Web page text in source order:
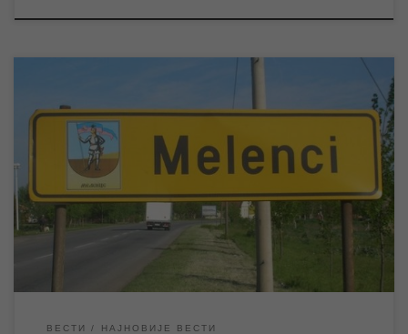
Екипе ЈКП „Водовод и канализација“ Зрењанин изводе радове
на санацији квара који се јутрос догодио на водоводној мрежи
у Меленцима, због чега је ово насељено место тренутно без
воде. ЈКП „Водовод и канализација“ Зрењанин тренутно
изводи радове на санацији квара на водоводној мрежи у
Меленцима, због чега је ово насељено […]
ВЕСТИ НАЈНОВИЈЕ ВЕСТИ